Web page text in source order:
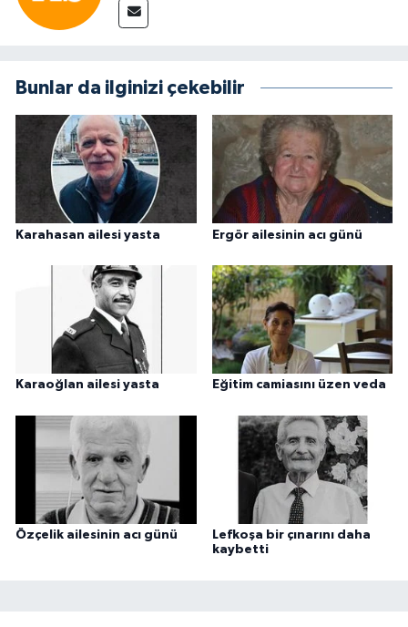
Bunlar da ilginizi çekebilir
Karahasan ailesi yasta Ergör ailesinin acı günü
Karaoğlan ailesi yasta Eğitim camiasını üzen veda
Özçelik ailesinin acı günü
Lefkoşa bir çınarını daha
kaybetti